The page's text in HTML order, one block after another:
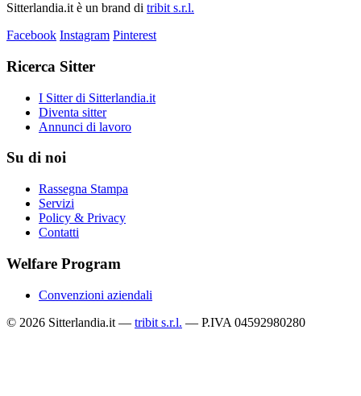
Sitterlandia.it è un brand di tribit s.r.l.
Facebook Instagram Pinterest
Ricerca Sitter
I Sitter di Sitterlandia.it
Diventa sitter
Annunci di lavoro
Su di noi
Rassegna Stampa
Servizi
Policy & Privacy
Contatti
Welfare Program
Convenzioni aziendali
© 2026 Sitterlandia.it — tribit s.r.l. — P.IVA 04592980280